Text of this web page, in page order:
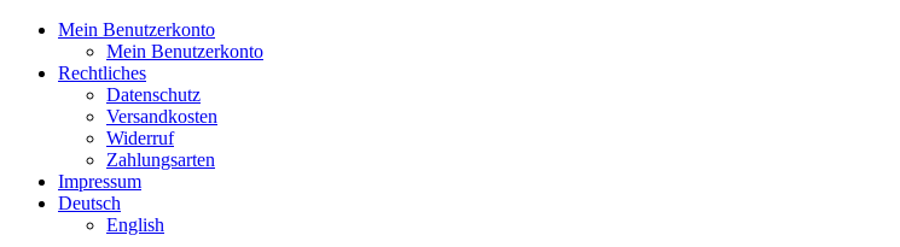
Mein Benutzerkonto
Mein Benutzerkonto
Rechtliches
Datenschutz
Versandkosten
Widerruf
Zahlungsarten
Impressum
Deutsch
English